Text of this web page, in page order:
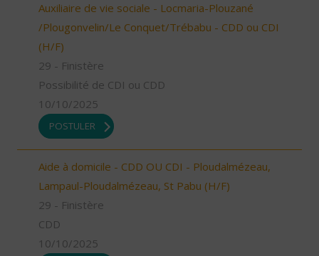
Auxiliaire de vie sociale - Locmaria-Plouzané
/Plougonvelin/Le Conquet/Trébabu - CDD ou CDI
(H/F)
29 - Finistère
Possibilité de CDI ou CDD
10/10/2025
POSTULER
Aide à domicile - CDD OU CDI - Ploudalmézeau,
Lampaul-Ploudalmézeau, St Pabu (H/F)
29 - Finistère
CDD
10/10/2025